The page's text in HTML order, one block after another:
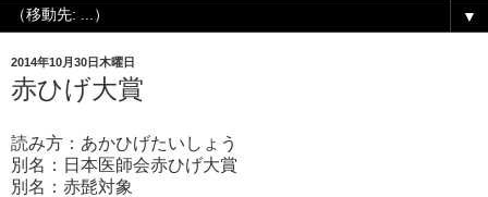
▼
2014年10月30日木曜日
赤ひげ大賞
読み方：あかひげたいしょう
別名：日本医師会赤ひげ大賞
別名：赤髭対象